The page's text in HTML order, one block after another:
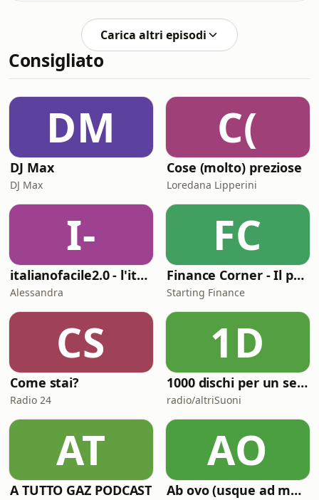
(https://www.matteodalessandro.com)Per
chi volesse info sul libro “L’atomo
sfuggente” questo è il link al sito della
casa editrice:
Carica altri episodi
Consigliato
DM
DJ Max
DJ Max
C(
Cose (molto) preziose
Loredana Lipperini
I-
italianofacile2.0 - l'italiano con le canzoni
Alessandra
FC
Finance Corner - Il podcast di Starting Finance
Starting Finance
CS
Come stai?
Radio 24
1D
1000 dischi per un secolo
radio/altriSuoni
AT
A TUTTO GAZ PODCAST
AO
Ab ovo (usque ad mala)